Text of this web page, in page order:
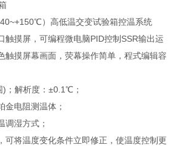
）高低温交变试验箱控温系统
摸屏，可编程微电脑PID控制SSR输出运
触摸屏幕画面，荧幕操作简单，程式编辑容
解析度：±0.1℃；
电阻测温体；
湿方式；
将温度变化条件立即修正，使温度控制更